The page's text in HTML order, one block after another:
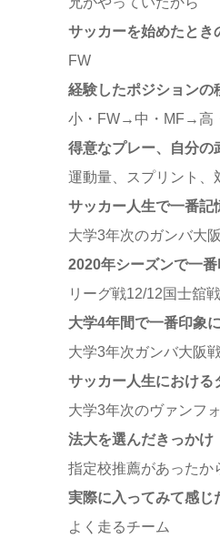
サッカーを始めたとき
FW
経験したポジションの
小・FW→中・MF→高
得意なプレー、自分の
運動量、スプリント、
サッカー人生で一番記
大学3年次のガンバ大
2020年シーズンで一
リーグ戦12/12国士舘戦
大学4年間で一番印象
大学3年次ガンバ大阪
サッカー人生における
大学3年次のヴァンフ
法大を選んだきっかけ
指定校推薦があったか
実際に入ってみて感じ
よく走るチーム